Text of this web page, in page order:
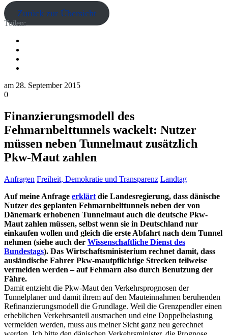
Zurück zur Übersicht
Teilen:
am 28. September 2015
0
Finanzierungsmodell des
Fehmarnbelttunnels wackelt: Nutzer
müssen neben Tunnelmaut zusätzlich
Pkw-Maut zahlen
Anfragen Freiheit, Demokratie und Transparenz Landtag
Auf meine Anfrage erklärt die Landesregierung, dass dänische
Nutzer des geplanten Fehmarnbelttunnels neben der von
Dänemark erhobenen Tunnelmaut auch die deutsche Pkw-
Maut zahlen müssen, selbst wenn sie in Deutschland nur
einkaufen wollen und gleich die erste Abfahrt nach dem Tunnel
nehmen (siehe auch der Wissenschaftliche Dienst des
Bundestags). Das Wirtschaftsministerium rechnet damit, dass
ausländische Fahrer Pkw-mautpflichtige Strecken teilweise
vermeiden werden – auf Fehmarn also durch Benutzung der
Fähre.
Damit entzieht die Pkw-Maut den Verkehrsprognosen der
Tunnelplaner und damit ihrem auf den Mauteinnahmen beruhenden
Refinanzierungsmodell die Grundlage. Weil die Grenzpendler einen
erheblichen Verkehrsanteil ausmachen und eine Doppelbelastung
vermeiden werden, muss aus meiner Sicht ganz neu gerechnet